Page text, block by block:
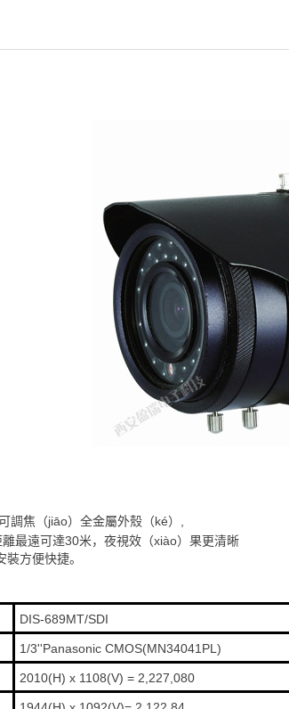
調焦（jiāo）全金屬外殼（ké）,
最遠可達30米，夜視效（xiào）果更清晰
方便快捷。
DIS-689MT/SDI
1/3''Panasonic CMOS(MN34041PL)
2010(H) x 1108(V) = 2,227,080